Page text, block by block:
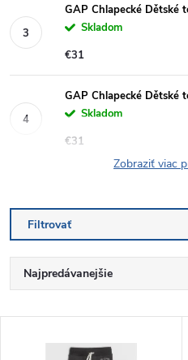
GAP Chlapecké Dětské
Skladom
€31
GAP Chlapecké Dětské
Skladom
€31
Zobraziť viac
Filtrovať
R
a
Najpredávanejšie